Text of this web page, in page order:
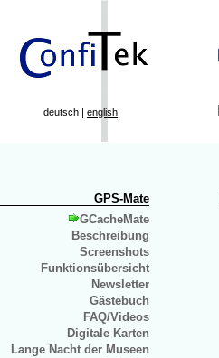
deutsch |english
GPS-Mate
GCacheMate
Beschreibung
Screenshots
Funktionsübersicht
Newsletter
Gästebuch
FAQ/Videos
Digitale Karten
Lange Nacht der Museen